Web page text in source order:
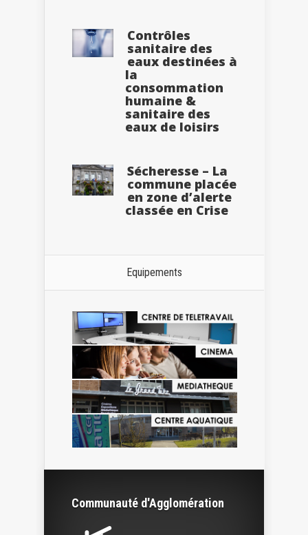
Contrôles
sanitaire des
eaux destinées à
la
consommation
humaine &
sanitaire des
eaux de loisirs
Sécheresse – La
commune placée
en zone d’alerte
classée en Crise
Equipements
Communauté d'Agglomération